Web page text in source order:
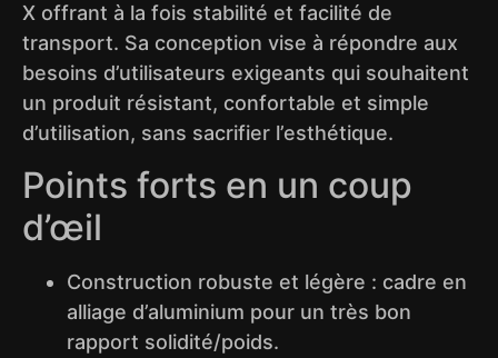
X offrant à la fois stabilité et facilité de
transport. Sa conception vise à répondre aux
besoins d’utilisateurs exigeants qui souhaitent
un produit résistant, confortable et simple
d’utilisation, sans sacrifier l’esthétique.
Points forts en un coup
d’œil
Construction robuste et légère : cadre en
alliage d’aluminium pour un très bon
rapport solidité/poids.